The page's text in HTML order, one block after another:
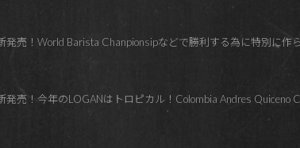
売！World Barista Chanpionsipなどで勝利する為に特別に作
売！今年のLOGANはトロピカル！Colombia Andres Quiceno